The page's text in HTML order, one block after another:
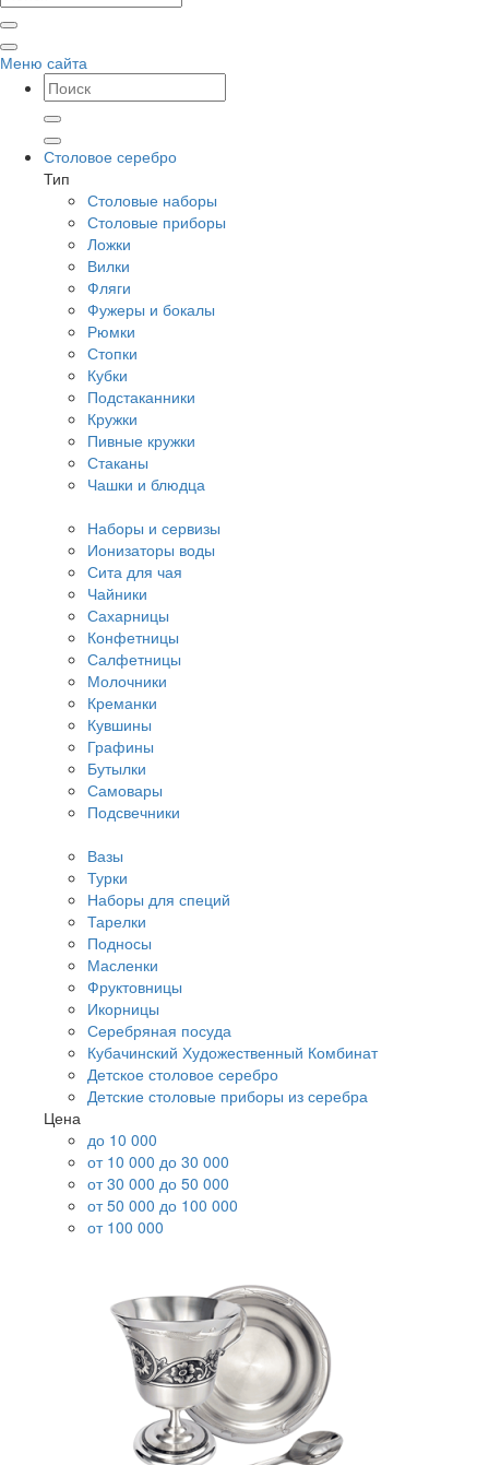
Меню сайта
Столовое серебро
Тип
Столовые наборы
Столовые приборы
Ложки
Вилки
Фляги
Фужеры и бокалы
Рюмки
Стопки
Кубки
Подстаканники
Кружки
Пивные кружки
Стаканы
Чашки и блюдца
Наборы и сервизы
Ионизаторы воды
Сита для чая
Чайники
Сахарницы
Конфетницы
Салфетницы
Молочники
Креманки
Кувшины
Графины
Бутылки
Самовары
Подсвечники
Вазы
Турки
Наборы для специй
Тарелки
Подносы
Масленки
Фруктовницы
Икорницы
Серебряная посуда
Кубачинский Художественный Комбинат
Детское столовое серебро
Детские столовые приборы из серебра
Цена
до 10 000
от 10 000 до 30 000
от 30 000 до 50 000
от 50 000 до 100 000
от 100 000